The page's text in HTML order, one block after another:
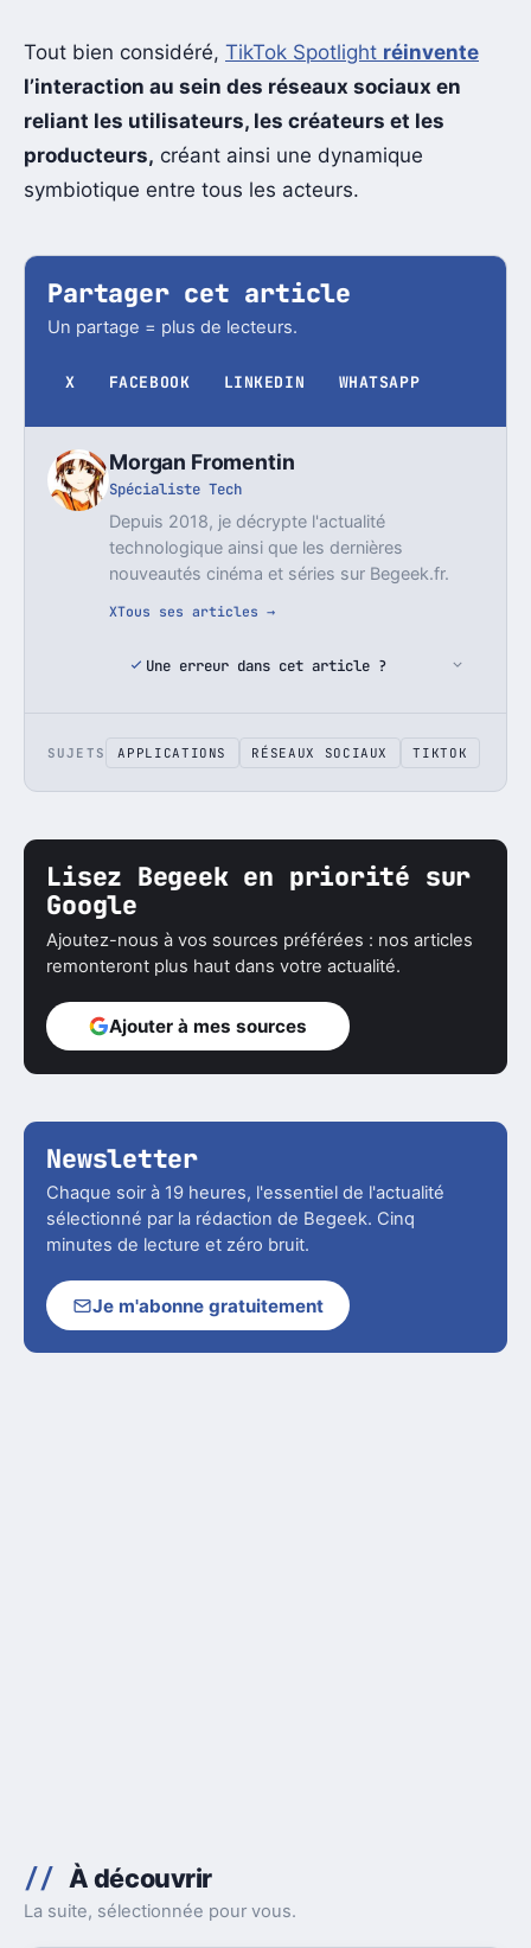
Tout bien considéré, TikTok Spotlight réinvente
l’interaction au sein des réseaux sociaux en
reliant les utilisateurs, les créateurs et les
producteurs, créant ainsi une dynamique
symbiotique entre tous les acteurs.
Partager cet article
Un partage = plus de lecteurs.
X FACEBOOK LINKEDIN WHATSAPP
Morgan Fromentin
Spécialiste Tech
Depuis 2018, je décrypte l'actualité
technologique ainsi que les dernières
nouveautés cinéma et séries sur Begeek.fr.
XTous ses articles →
Une erreur dans cet article ?
SUJETS APPLICATIONS RÉSEAUX SOCIAUX TIKTOK
Lisez Begeek en priorité sur
Google
Ajoutez-nous à vos sources préférées : nos articles
remonteront plus haut dans votre actualité.
Ajouter à mes sources
Newsletter
Chaque soir à 19 heures, l'essentiel de l'actualité
sélectionné par la rédaction de Begeek. Cinq
minutes de lecture et zéro bruit.
Je m'abonne gratuitement
À découvrir
La suite, sélectionnée pour vous.